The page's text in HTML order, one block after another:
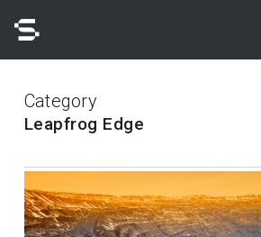
main
Быстрый доступ к
Category
Leapfrog Edge